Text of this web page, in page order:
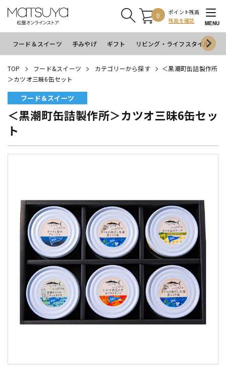
0
ポイント残高
残高を確認
MENU
フード＆スイーツ 手みやげ ギフト リビング・ライフスタイル
TOP フード&スイーツ カテゴリーから探す
＜黒潮町缶詰製作所
＞カツオ三昧6缶セット
フード＆スイーツ
＜黒潮町缶詰製作所＞カツオ三昧6缶セッ
ト